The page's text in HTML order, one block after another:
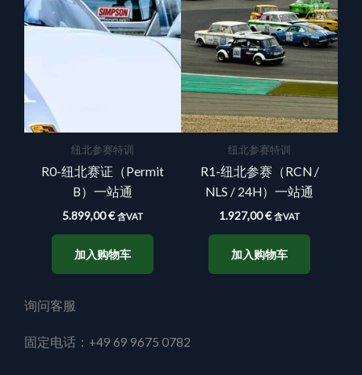
纽北参赛特训
R0-纽北赛证（Permit
B）一站通
5.899,00€ 含VAT
加入购物车
纽北参赛特训
R1-纽北参赛（RCN /
NLS / 24H）一站通
1.927,00€ 含VAT
加入购物车
询问客服
固定电话：+49 69 9675 0782